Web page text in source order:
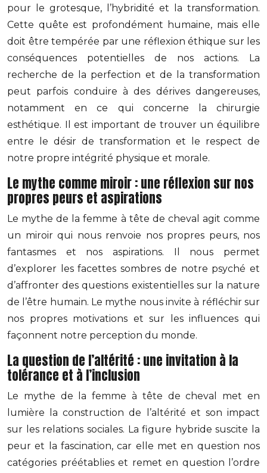
pour le grotesque, l’hybridité et la transformation.
Cette quête est profondément humaine, mais elle
doit être tempérée par une réflexion éthique sur les
conséquences potentielles de nos actions. La
recherche de la perfection et de la transformation
peut parfois conduire à des dérives dangereuses,
notamment en ce qui concerne la chirurgie
esthétique. Il est important de trouver un équilibre
entre le désir de transformation et le respect de
notre propre intégrité physique et morale.
Le mythe comme miroir : une réflexion sur nos
propres peurs et aspirations
Le mythe de la femme à tête de cheval agit comme
un miroir qui nous renvoie nos propres peurs, nos
fantasmes et nos aspirations. Il nous permet
d’explorer les facettes sombres de notre psyché et
d’affronter des questions existentielles sur la nature
de l’être humain. Le mythe nous invite à réfléchir sur
nos propres motivations et sur les influences qui
façonnent notre perception du monde.
La question de l’altérité : une invitation à la
tolérance et à l’inclusion
Le mythe de la femme à tête de cheval met en
lumière la construction de l’altérité et son impact
sur les relations sociales. La figure hybride suscite la
peur et la fascination, car elle met en question nos
catégories préétablies et remet en question l’ordre